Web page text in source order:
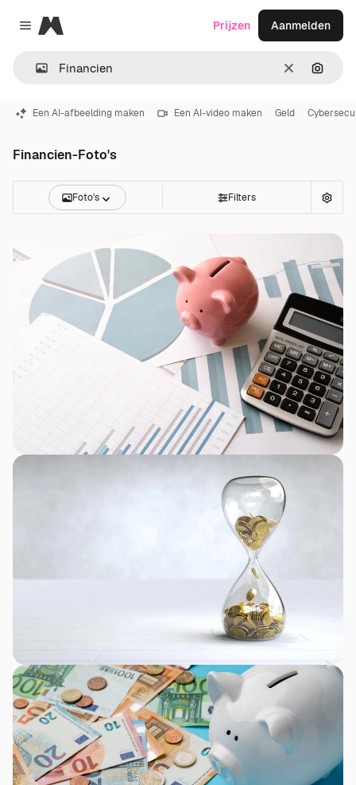
Close menu
Magnific
Wissen
Prijzen Aanmelden
Een AI-afbeelding maken Een AI-video maken Geld
Financien-Foto's
Foto's Filters